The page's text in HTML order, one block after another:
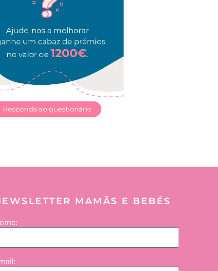
MAMÃS E BEBÉS